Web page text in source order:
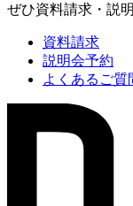
ぜひ資料請求・説
資料請求
説明会予約
よくあるご質